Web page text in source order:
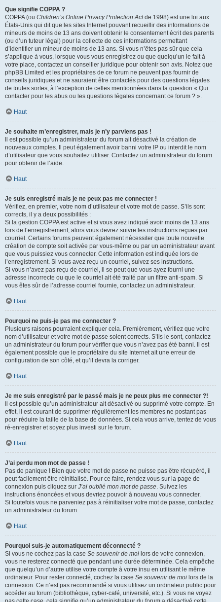
Que signifie COPPA ?
COPPA (ou Children’s Online Privacy Protection Actde 1998) est une loi aux
États-Unis qui dit que les sites Internet pouvant recueillir des informations de
mineurs de moins de 13 ans doivent obtenir le consentement écrit des parents
(ou d’un tuteur légal) pour la collecte de ces informations permettant
d’identifier un mineur de moins de 13 ans. Si vous n’êtes pas sûr que cela
s’applique à vous, lorsque vous vous enregistrez ou que quelqu’un le fait à
votre place, contactez un conseiller juridique pour obtenir son avis. Notez que
phpBB Limited et les propriétaires de ce forum ne peuvent pas fournir de
conseils juridiques et ne sauraient être contactés pour des questions légales
de toutes sortes, à l’exception de celles mentionnées dans la question « Qui
contacter pour les abus ou les questions légales concernant ce forum ? ».
Haut
Je souhaite m’enregistrer, mais je n’y parviens pas !
Il est possible qu’un administrateur du forum ait désactivé la création de
nouveaux comptes. Il peut également avoir banni votre IP ou interdit le nom
d’utilisateur que vous souhaitez utiliser. Contactez un administrateur du forum
pour obtenir de l’aide.
Haut
Je suis enregistré mais je ne peux pas me connecter !
Vérifiez, en premier, votre nom d’utilisateur et votre mot de passe. S’ils sont
corrects, il y a deux possibilités :
Si la gestion COPPA est active et si vous avez indiqué avoir moins de 13 ans
lors de l’enregistrement, alors vous devrez suivre les instructions reçues par
courriel. Certains forums peuvent également nécessiter que toute nouvelle
création de compte soit activée par vous-même ou par un administrateur avant
que vous puissiez vous connecter. Cette information est indiquée lors de
l’enregistrement. Si vous avez reçu un courriel, suivez ses instructions.
Si vous n’avez pas reçu de courriel, il se peut que vous ayez fourni une
adresse incorrecte ou que le courriel ait été traité par un filtre anti-spam. Si
vous êtes sûr de l’adresse courriel fournie, contactez un administrateur.
Haut
Pourquoi ne puis-je pas me connecter ?
Plusieurs raisons pourraient expliquer cela. Premièrement, vérifiez que votre
nom d’utilisateur et votre mot de passe soient corrects. S’ils le sont, contactez
un administrateur du forum pour vérifier que vous n’avez pas été banni. Il est
également possible que le propriétaire du site Internet ait une erreur de
configuration de son côté, et qu’il devra la corriger.
Haut
Je me suis enregistré par le passé mais je ne peux plus me connecter ?!
Il est possible qu’un administrateur ait désactivé ou supprimé votre compte. En
effet, il est courant de supprimer régulièrement les membres ne postant pas
pour réduire la taille de la base de données. Si cela vous arrive, tentez de vous
ré-enregistrer et soyez plus investi sur le forum.
Haut
J’ai perdu mon mot de passe !
Pas de panique ! Bien que votre mot de passe ne puisse pas être récupéré, il
peut facilement être réinitialisé. Pour ce faire, rendez vous sur la page de
connexion puis cliquez sur J’ai oublié mon mot de passe. Suivez les
instructions énoncées et vous devriez pouvoir à nouveau vous connecter.
Si toutefois vous ne parveniez pas à réinitialiser votre mot de passe, contactez
un administrateur du forum.
Haut
Pourquoi suis-je automatiquement déconnecté ?
Si vous ne cochez pas la case Se souvenir de moi lors de votre connexion,
vous ne resterez connecté que pendant une durée déterminée. Cela empêche
que quelqu’un d’autre utilise votre compte à votre insu en utilisant le même
ordinateur. Pour rester connecté, cochez la case Se souvenir de moi lors de la
connexion. Ce n’est pas recommandé si vous utilisez un ordinateur public pour
accéder au forum (bibliothèque, cyber-café, université, etc.). Si vous ne voyez